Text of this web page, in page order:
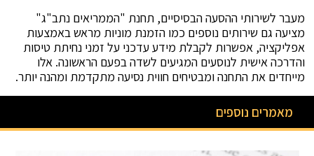
מעבר לשירותי ההסעה הבסיסיים, תחנת "הממריאים נתב"ג"
מציעה גם שירותים נוספים כמו הזמנת מוניות מראש באמצעות
אפליקציה, אפשרות לקבלת מידע עדכני על זמני נחיתת טיסות
והדרכה אישית לנוסעים המגיעים לשדה בפעם הראשונה. אלו
מייחדים את התחנה ומבטיחים חווית נסיעה מתקדמת ומהנה יותר.
מאמרים נוספים